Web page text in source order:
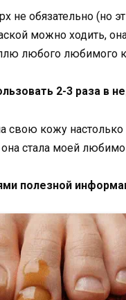
не обязательно (но
можно ходить,
любого любимого
2-3 раза в
свою кожу настолько
стала моей
полезной